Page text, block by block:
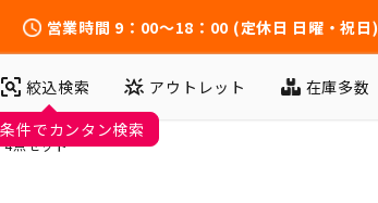
営業時間 9：00～18：00 (定休日 日曜・祝日)
絞込検索
件でカンタン検索
アウトレット 在庫多数
4点セット